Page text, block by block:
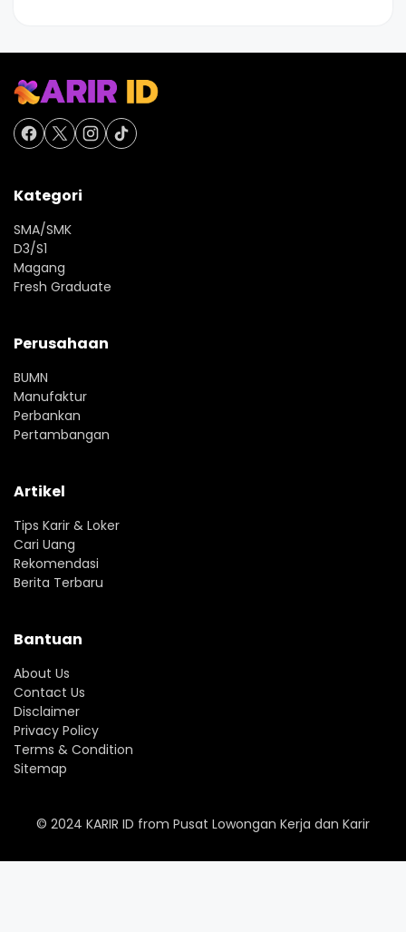
Kategori
SMA/SMK
D3/S1
Magang
Fresh Graduate
Perusahaan
BUMN
Manufaktur
Perbankan
Pertambangan
Artikel
Tips Karir & Loker
Cari Uang
Rekomendasi
Berita Terbaru
Bantuan
About Us
Contact Us
Disclaimer
Privacy Policy
Terms & Condition
Sitemap
© 2024 KARIR ID from Pusat Lowongan Kerja dan Karir